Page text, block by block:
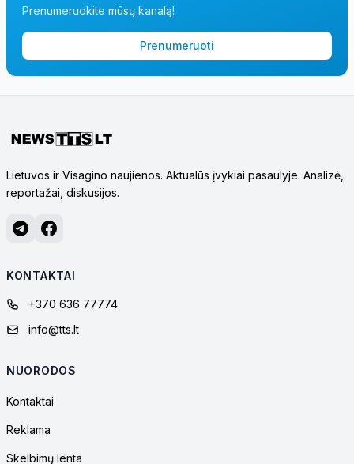
Prenumeruokite mūsų kanalą!
Prenumeruoti
Lietuvos ir Visagino naujienos. Aktualūs įvykiai pasaulyje. Analizė,
reportažai, diskusijos.
KONTAKTAI
+370 636 77774
info@tts.lt
NUORODOS
Kontaktai
Reklama
Skelbimų lenta